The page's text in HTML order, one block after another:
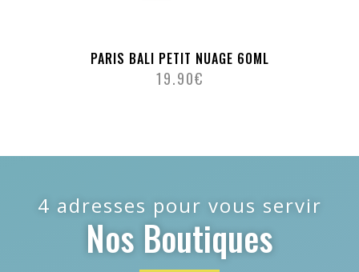
PARIS BALI PETIT NUAGE 60ML
19.90€
4 adresses pour vous servir
Nos Boutiques